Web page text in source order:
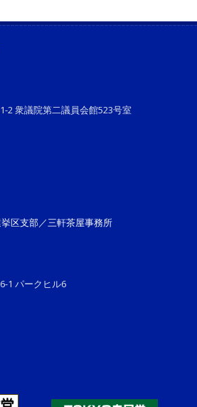
2 衆議院第二議員会館523号室
区支部／三軒茶屋事務所
1 パークヒル6